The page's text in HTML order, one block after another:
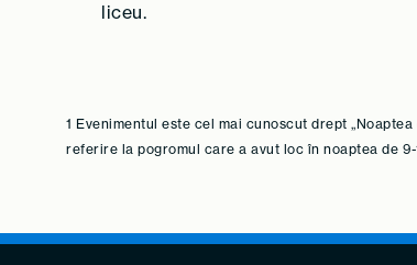
liceu.
1 Evenimentul este cel mai cunoscut drept
referire la pogromul care a avut loc în noaptea de 9-